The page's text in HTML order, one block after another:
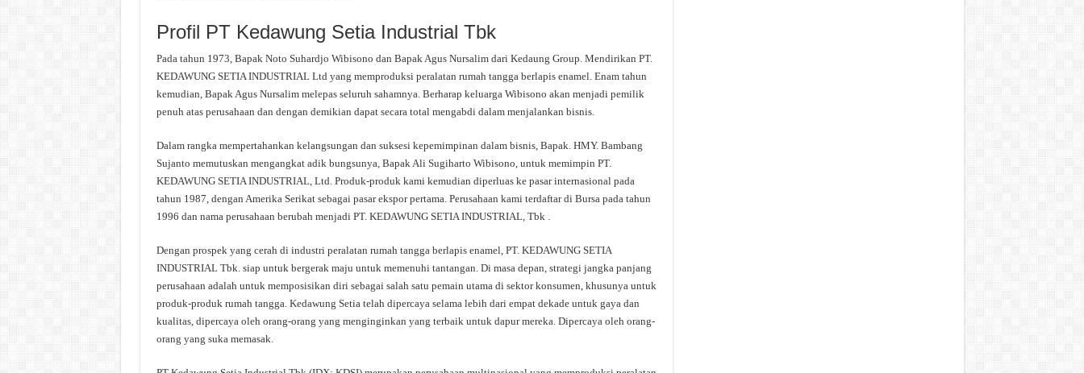
Profil PT Kedawung Setia Industrial Tbk
Pada tahun 1973, Bapak Noto Suhardjo Wibisono dan Bapak Agus Nursalim dari Kedaung Group. Mendirikan PT.
KEDAWUNG SETIA INDUSTRIAL Ltd yang memproduksi peralatan rumah tangga berlapis enamel. Enam tahun
kemudian, Bapak Agus Nursalim melepas seluruh sahamnya. Berharap keluarga Wibisono akan menjadi pemilik
penuh atas perusahaan dan dengan demikian dapat secara total mengabdi dalam menjalankan bisnis.
Dalam rangka mempertahankan kelangsungan dan suksesi kepemimpinan dalam bisnis, Bapak. HMY. Bambang
Sujanto memutuskan mengangkat adik bungsunya, Bapak Ali Sugiharto Wibisono, untuk memimpin PT.
KEDAWUNG SETIA INDUSTRIAL, Ltd. Produk-produk kami kemudian diperluas ke pasar internasional pada
tahun 1987, dengan Amerika Serikat sebagai pasar ekspor pertama. Perusahaan kami terdaftar di Bursa pada tahun
1996 dan nama perusahaan berubah menjadi PT. KEDAWUNG SETIA INDUSTRIAL, Tbk .
Dengan prospek yang cerah di industri peralatan rumah tangga berlapis enamel, PT. KEDAWUNG SETIA
INDUSTRIAL Tbk. siap untuk bergerak maju untuk memenuhi tantangan. Di masa depan, strategi jangka panjang
perusahaan adalah untuk memposisikan diri sebagai salah satu pemain utama di sektor konsumen, khusunya untuk
produk-produk rumah tangga. Kedawung Setia telah dipercaya selama lebih dari empat dekade untuk gaya dan
kualitas, dipercaya oleh orang-orang yang menginginkan yang terbaik untuk dapur mereka. Dipercaya oleh orang-
orang yang suka memasak.